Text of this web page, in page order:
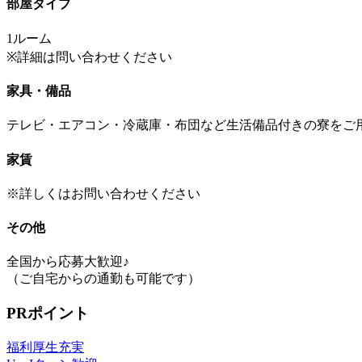
部屋タイプ
1ルーム
※詳細は問い合わせください
家具・備品
テレビ・エアコン・冷蔵庫・布団など生活備品付きの寮をご
家賃
※詳しくはお問い合わせください
その他
全国から応募大歓迎♪
（ご自宅からの通勤も可能です）
PRポイント
福利厚生充実